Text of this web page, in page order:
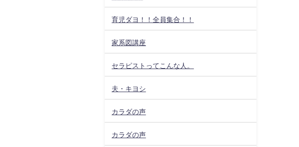
育児ダヨ！！全員集合！！
家系図講座
セラピストってこんな人。
夫・キヨシ
カラダの声
カラダの声